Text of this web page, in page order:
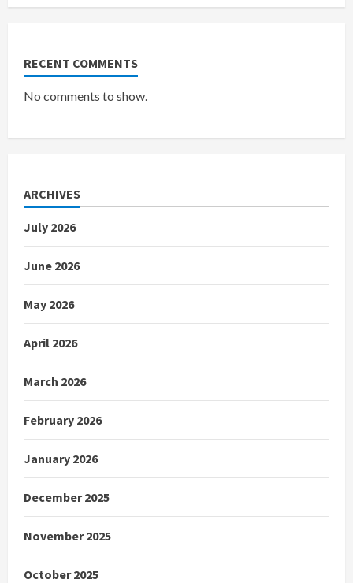
RECENT COMMENTS
No comments to show.
ARCHIVES
July 2026
June 2026
May 2026
April 2026
March 2026
February 2026
January 2026
December 2025
November 2025
October 2025